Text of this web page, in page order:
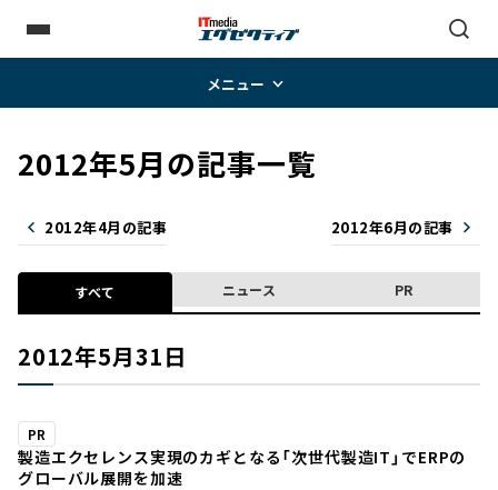
メニュー
2012年5月の記事一覧
2012年4月の記事 2012年6月の記事
すべて ニュース PR
2012年5月31日
PR
製造エクセレンス実現のカギとなる「次世代製造IT」でERPの
グローバル展開を加速